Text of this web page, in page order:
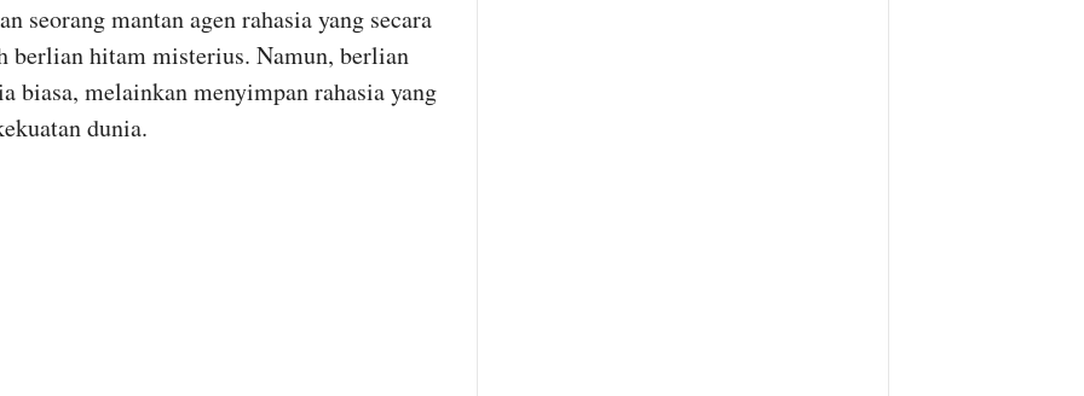
seorang mantan agen rahasia yang secara
berlian hitam misterius. Namun, berlian
biasa, melainkan menyimpan rahasia yang
dunia.